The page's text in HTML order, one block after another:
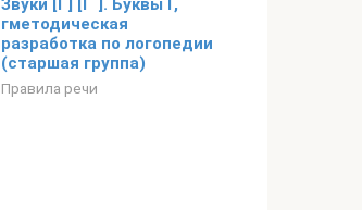
Звуки [Г] [Г`]. Буквы Г,
гметодическая
разработка по логопедии
(старшая группа)
Правила речи